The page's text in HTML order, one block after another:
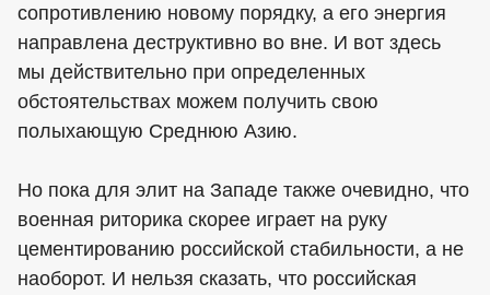
сопротивлению новому порядку, а его энергия
направлена деструктивно во вне. И вот здесь
мы действительно при определенных
обстоятельствах можем получить свою
полыхающую Среднюю Азию.
Но пока для элит на Западе также очевидно, что
военная риторика скорее играет на руку
цементированию российской стабильности, а не
наоборот. И нельзя сказать, что российская